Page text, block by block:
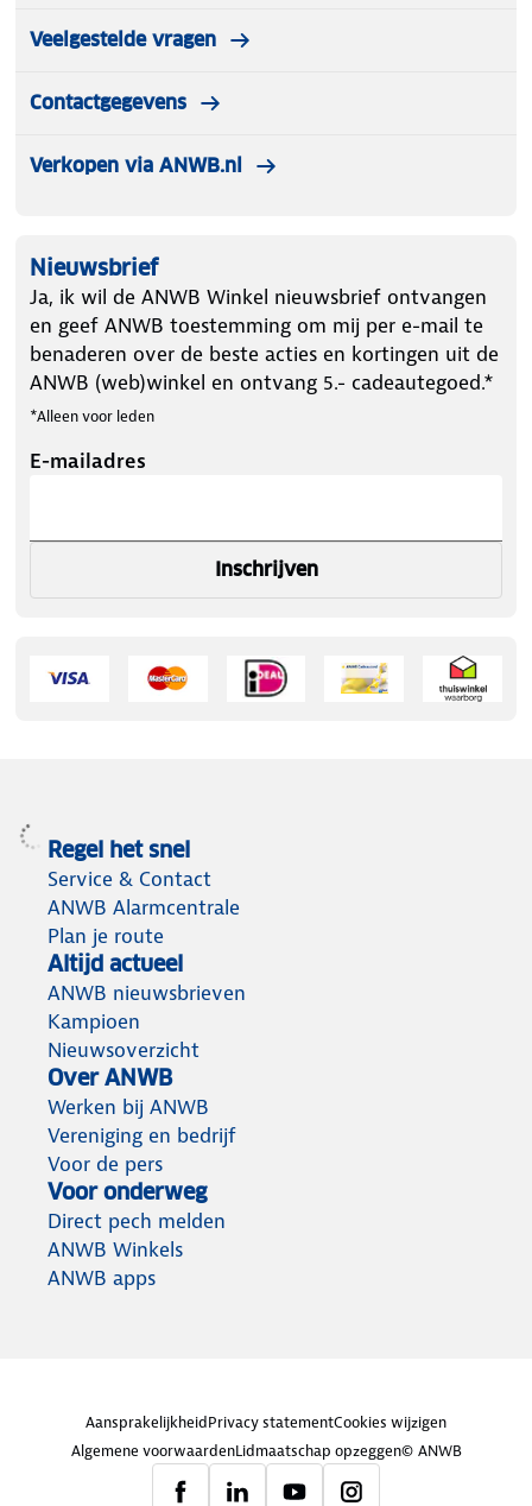
Veelgestelde vragen
Contactgegevens
Verkopen via ANWB.nl
Nieuwsbrief
Ja, ik wil de ANWB Winkel nieuwsbrief ontvangen
en geef ANWB toestemming om mij per e-mail te
benaderen over de beste acties en kortingen uit de
ANWB (web)winkel en ontvang 5.- cadeautegoed.*
*Alleen voor leden
E-mailadres
Inschrijven
Regel het snel
Service & Contact
ANWB Alarmcentrale
Plan je route
Altijd actueel
ANWB nieuwsbrieven
Kampioen
Nieuwsoverzicht
Over ANWB
Werken bij ANWB
Vereniging en bedrijf
Voor de pers
Voor onderweg
Direct pech melden
ANWB Winkels
ANWB apps
AansprakelijkheidPrivacy statementCookies wijzigen
Algemene voorwaardenLidmaatschap opzeggen© ANWB